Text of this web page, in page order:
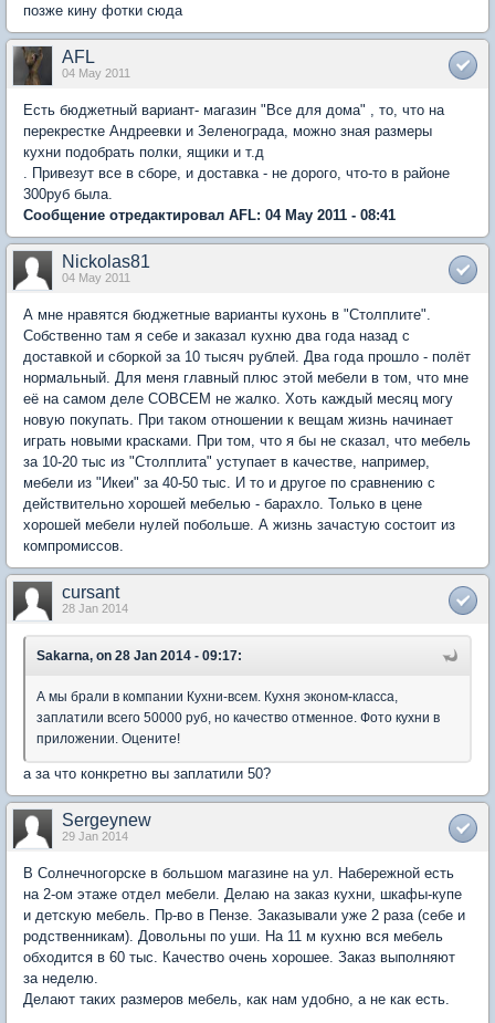
позже кину фотки сюда
AFL
04 May 2011
Есть бюджетный вариант- магазин "Все для дома" , то, что на
перекрестке Андреевки и Зеленограда, можно зная размеры
кухни подобрать полки, ящики и т.д
. Привезут все в сборе, и доставка - не дорого, что-то в районе
300руб была.
Сообщение отредактировал AFL: 04 May 2011 - 08:41
Nickolas81
04 May 2011
А мне нравятся бюджетные варианты кухонь в "Столплите".
Собственно там я себе и заказал кухню два года назад с
доставкой и сборкой за 10 тысяч рублей. Два года прошло - полёт
нормальный. Для меня главный плюс этой мебели в том, что мне
её на самом деле СОВСЕМ не жалко. Хоть каждый месяц могу
новую покупать. При таком отношении к вещам жизнь начинает
играть новыми красками. При том, что я бы не сказал, что мебель
за 10-20 тыс из "Столплита" уступает в качестве, например,
мебели из "Икеи" за 40-50 тыс. И то и другое по сравнению с
действительно хорошей мебелью - барахло. Только в цене
хорошей мебели нулей побольше. А жизнь зачастую состоит из
компромиссов.
cursant
28 Jan 2014
Sakarna, on 28 Jan 2014 - 09:17:
А мы брали в компании Кухни-всем. Кухня эконом-класса,
заплатили всего 50000 руб, но качество отменное. Фото кухни в
приложении. Оцените!
а за что конкретно вы заплатили 50?
Sergeynew
29 Jan 2014
В Солнечногорске в большом магазине на ул. Набережной есть
на 2-ом этаже отдел мебели. Делаю на заказ кухни, шкафы-купе
и детскую мебель. Пр-во в Пензе. Заказывали уже 2 раза (себе и
родственникам). Довольны по уши. На 11 м кухню вся мебель
обходится в 60 тыс. Качество очень хорошее. Заказ выполняют
за неделю.
Делают таких размеров мебель, как нам удобно, а не как есть.